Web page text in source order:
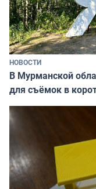
НОВОСТИ
В Мурманской
для съёмок в